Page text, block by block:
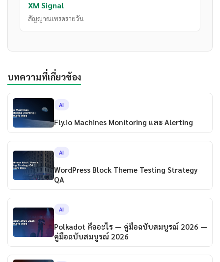
XM Signal
สัญญาณเทรดรายวัน
บทความที่เกี่ยวข้อง
AI
Fly.io Machines Monitoring และ Alerting
AI
WordPress Block Theme Testing Strategy
QA
AI
Polkadot คืออะไร — คู่มือฉบับสมบูรณ์ 2026 —
คู่มือฉบับสมบูรณ์ 2026